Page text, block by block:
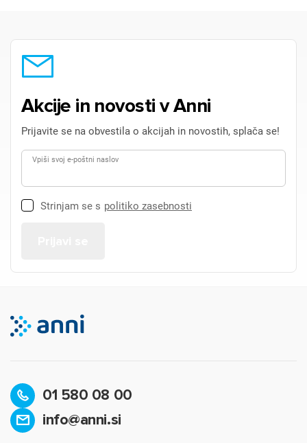
Akcije in novosti v Anni
Prijavite se na obvestila o akcijah in novostih, splača se!
Vpiši svoj e-poštni naslov
Strinjam se s politiko zasebnosti
01 580 08 00
info@anni.si